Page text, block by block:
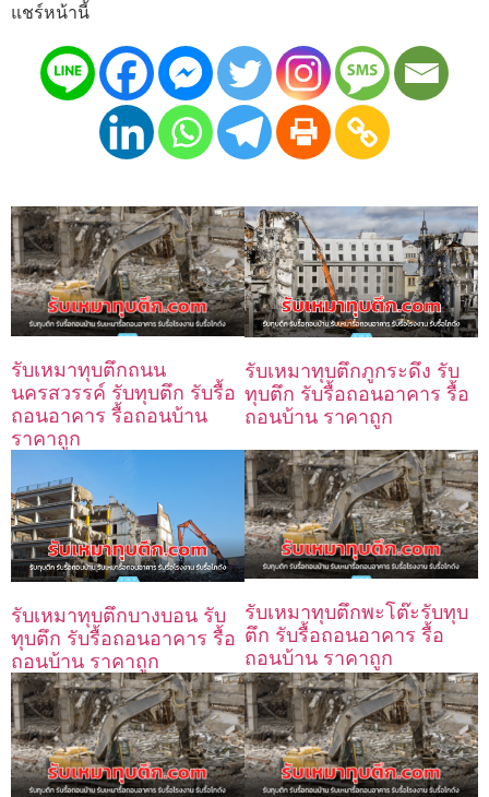
แชร์หน้านี้
รับเหมาทุบตึกถนน
นครสวรรค์ รับทุบตึก รับรื้อ
ถอนอาคาร รื้อถอนบ้าน
ราคาถูก
รับเหมาทุบตึกภูกระดึง รับ
ทุบตึก รับรื้อถอนอาคาร รื้อ
ถอนบ้าน ราคาถูก
รับเหมาทุบตึกบางบอน รับ
ทุบตึก รับรื้อถอนอาคาร รื้อ
ถอนบ้าน ราคาถูก
รับเหมาทุบตึกพะโต๊ะรับทุบ
ตึก รับรื้อถอนอาคาร รื้อ
ถอนบ้าน ราคาถูก